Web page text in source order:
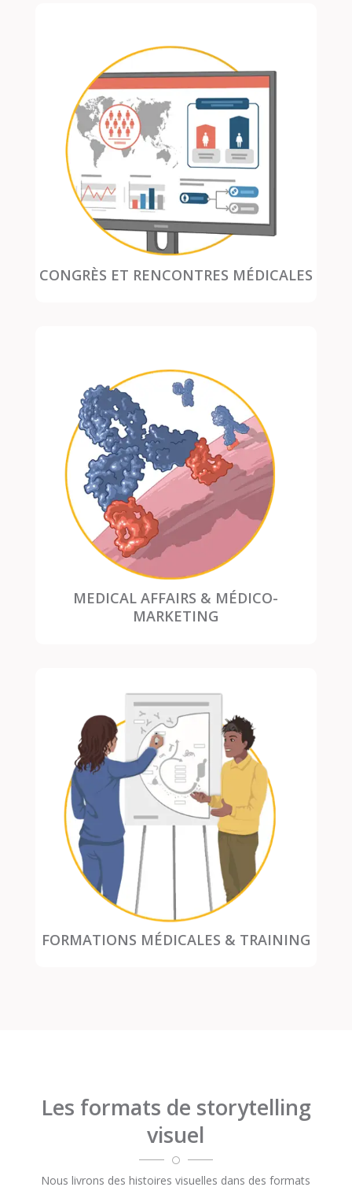
CONGRÈS ET RENCONTRES MÉDICALES
MEDICAL AFFAIRS & MÉDICO-
MARKETING
FORMATIONS MÉDICALES & TRAINING
Les formats de storytelling
visuel

Nous livrons des histoires visuelles dans des formats